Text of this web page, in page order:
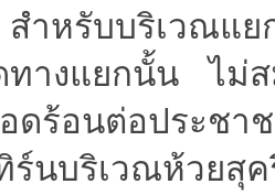
สำหรับบริเวณแ
ทางแยกนั้น ไม่
อดร้อนต่อประ
ร์นบริเวณห้วยสุ